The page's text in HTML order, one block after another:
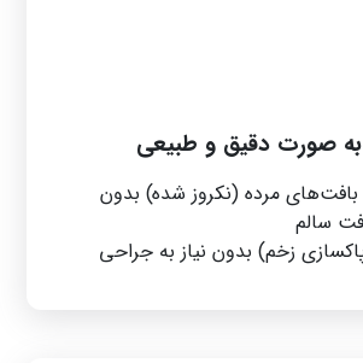
صورت دقیق و طبیعی
بافت‌های مرده (نکروز شده) بدون
سالم
زخم) بدون نیاز به جراحی